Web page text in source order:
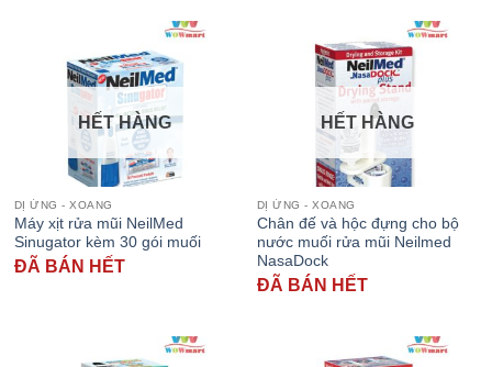
HẾT HÀNG
DỊ ỨNG - XOANG
Máy xịt rửa mũi NeilMed
Sinugator kèm 30 gói muối
ĐÃ BÁN HẾT
HẾT HÀNG
DỊ ỨNG - XOANG
Chân đế và hộc đựng cho bộ
nước muối rửa mũi Neilmed
NasaDock
ĐÃ BÁN HẾT